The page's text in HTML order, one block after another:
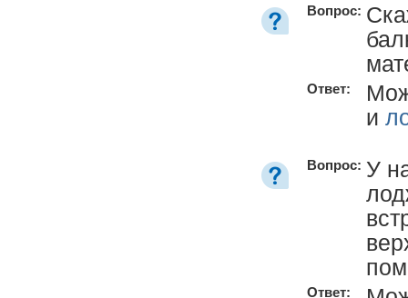
Вопрос:
Ответ:
и
Вопрос: У
Ответ: